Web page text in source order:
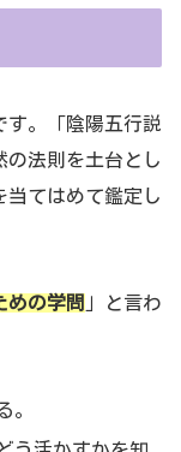
す。「陰陽五行説
の法則を土台とし
当てはめて鑑定し
めの学問 」と言わ
。